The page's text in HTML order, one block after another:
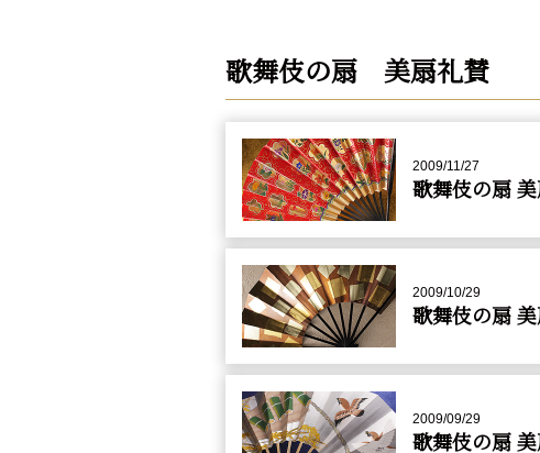
歌舞伎の扇 美扇礼賛
2009/11/27
歌舞伎の扇
2009/10/29
歌舞伎の扇
2009/09/29
歌舞伎の扇